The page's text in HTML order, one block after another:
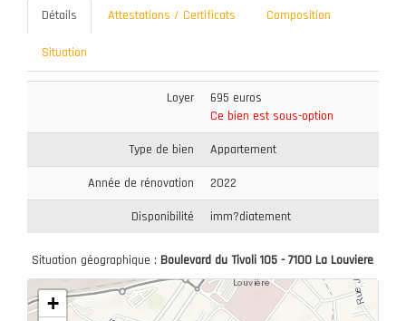
Détails Attestations / Certificats Composition
Situation
Loyer
695 euros
Ce bien est sous-option
Type de bien Appartement
Année de rénovation 2022
Disponibilité imm?diatement
Situation géographique : Boulevard du Tivoli 105 - 7100 La Louviere
+